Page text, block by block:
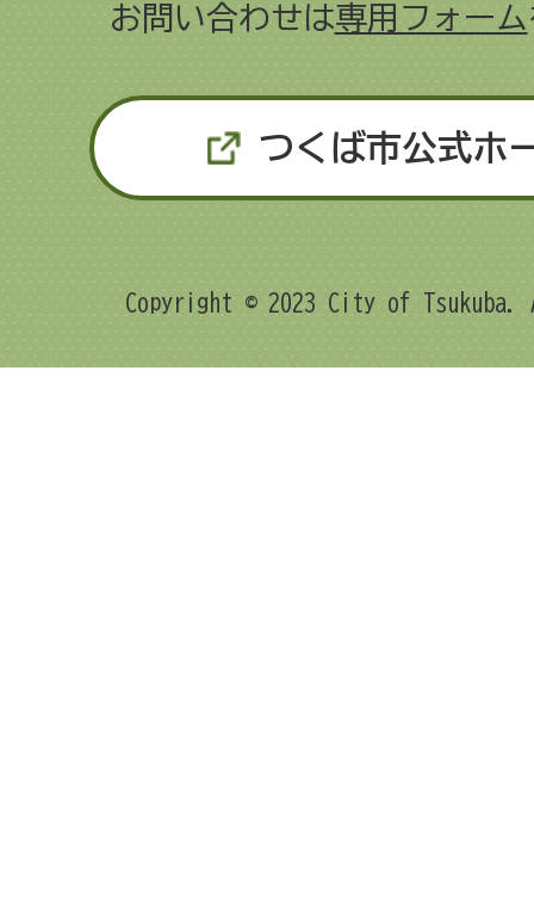
お問い合わせは専用フォーム
つくば市公式ホ
Copyright © 2023 City of